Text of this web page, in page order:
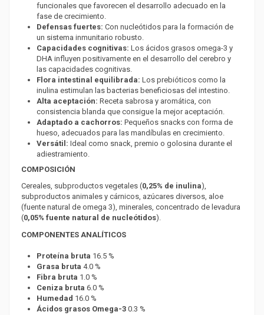
funcionales que favorecen el desarrollo adecuado en la
fase de crecimiento.
Defensas fuertes: Con nucleótidos para la formación de
un sistema inmunitario robusto.
Capacidades cognitivas: Los ácidos grasos omega-3 y
DHA influyen positivamente en el desarrollo del cerebro y
las capacidades cognitivas.
Flora intestinal equilibrada: Los prebióticos como la
inulina estimulan las bacterias beneficiosas del intestino.
Alta aceptación: Receta sabrosa y aromática, con
consistencia blanda que consigue la mejor aceptación.
Adaptado a cachorros: Pequeños snacks con forma de
hueso, adecuados para las mandíbulas en crecimiento.
Versátil: Ideal como snack, premio o golosina durante el
adiestramiento.
COMPOSICIÓN
Cereales, subproductos vegetales (0,25% de inulina),
subproductos animales y cárnicos, azúcares diversos, aloe
(fuente natural de omega 3), minerales, concentrado de levadura
(0,05% fuente natural de nucleótidos).
COMPONENTES ANALÍTICOS
Proteína bruta 16.5 %
Grasa bruta 4.0 %
Fibra bruta 1.0 %
Ceniza bruta 6.0 %
Humedad 16.0 %
Ácidos grasos Omega-30.3 %